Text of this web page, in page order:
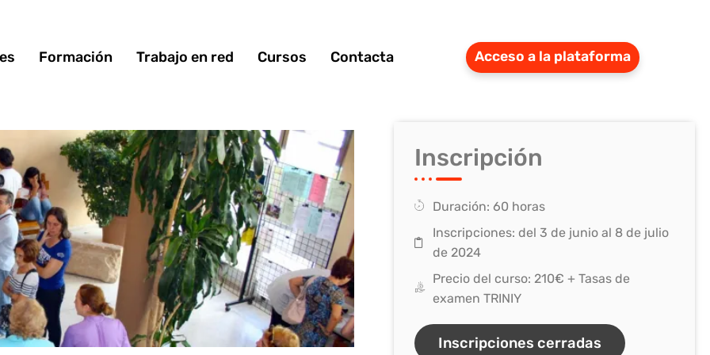
Formación Trabajo en red Cursos Contacta Acceso a la plataforma
Inscripción
Duración: 60 horas
Inscripciones: del 3 de junio al 8 de julio
de 2024
Precio del curso: 210€ + Tasas de
examen TRINIY
Inscripciones cerradas